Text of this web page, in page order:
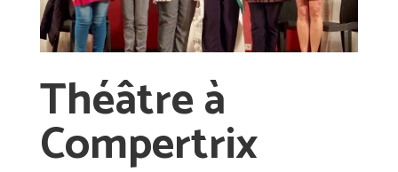
Théâtre à
Compertrix